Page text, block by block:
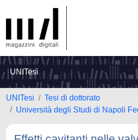
UNITesi
UNITesi
Tesi di dottorato
Università degli Studi di Napoli